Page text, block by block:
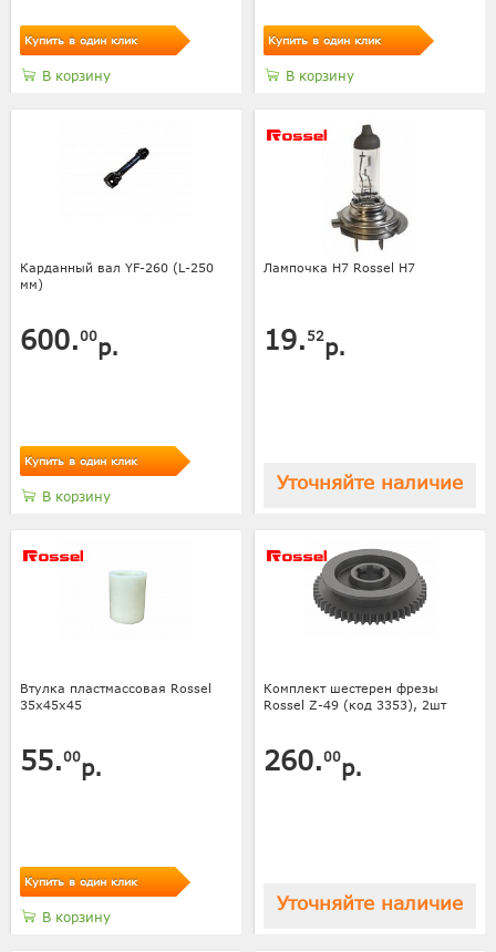
Купить в один клик
В корзину
Купить в один клик
В корзину
Карданный вал YF-260 (L-250
мм)
600.00р.
Купить в один клик
В корзину
Лампочка H7 Rossel Н7
19. 52р.
Уточняйте наличие
Втулка пластмассовая Rossel
35х45х45
55.00р.
Купить в один клик
В корзину
Комплект шестерен фрезы
Rossel Z-49 (код 3353), 2шт
260.00р.
Уточняйте наличие